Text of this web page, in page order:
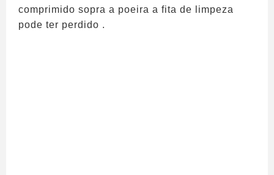
comprimido sopra a poeira a fita de limpeza
pode ter perdido .